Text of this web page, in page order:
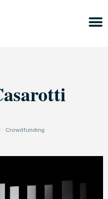
Crowdfunding